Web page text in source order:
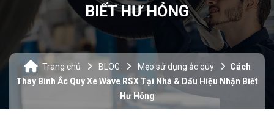
BIẾT HƯ HỎNG
Trang chủ BLOG Mẹo sử dụng ắc quy
Cách
Thay Bình Ắc Quy Xe Wave RSX Tại Nhà & Dấu Hiệu Nhận Biết
Hư Hỏng